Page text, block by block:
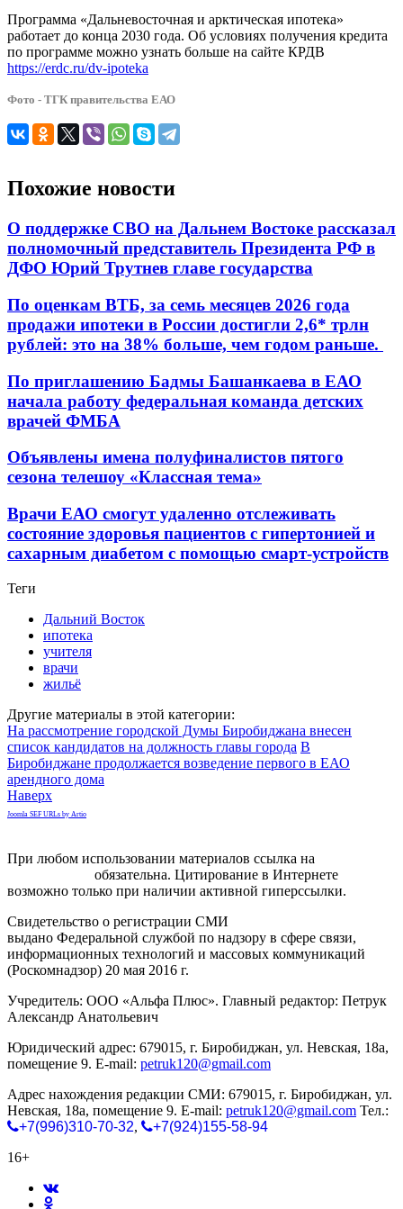
Программа «Дальневосточная и арктическая ипотека»
работает до конца 2030 года. Об условиях получения кредита
по программе можно узнать больше на сайте КРДВ
https://erdc.ru/dv-ipoteka
Фото - ТГК правительства ЕАО
Похожие новости
О поддержке СВО на Дальнем Востоке рассказал
полномочный представитель Президента РФ в
ДФО Юрий Трутнев главе государства
По оценкам ВТБ, за семь месяцев 2026 года
продажи ипотеки в России достигли 2,6* трлн
рублей: это на 38% больше, чем годом раньше.
По приглашению Бадмы Башанкаева в ЕАО
начала работу федеральная команда детских
врачей ФМБА
Объявлены имена полуфиналистов пятого
сезона телешоу «Классная тема»
Врачи ЕАО смогут удаленно отслеживать
состояние здоровья пациентов с гипертонией и
сахарным диабетом с помощью смарт-устройств
Теги
Дальний Восток
ипотека
учителя
врачи
жильё
Другие материалы в этой категории:
На рассмотрение городской Думы Биробиджана внесен
список кандидатов на должность главы города В
Биробиджане продолжается возведение первого в ЕАО
арендного дома
Наверх
Joomla SEF URLs by Artio
При любом использовании материалов ссылка на
обязательна. Цитирование в Интернете
возможно только при наличии активной гиперссылки.
Свидетельство о регистрации СМИ
выдано Федеральной службой по надзору в сфере связи,
информационных технологий и массовых коммуникаций
(Роскомнадзор) 20 мая 2016 г.
Учредитель: ООО «Альфа Плюс». Главный редактор: Петрук
Александр Анатольевич
Юридический адрес: 679015, г. Биробиджан, ул. Невская, 18а,
помещение 9. E-mail: petruk120@gmail.com
Адрес нахождения редакции СМИ: 679015, г. Биробиджан, ул.
Невская, 18а, помещение 9. E-mail: petruk120@gmail.com Тел.:
+7(996)310-70-32,
+7(924)155-58-94
16+